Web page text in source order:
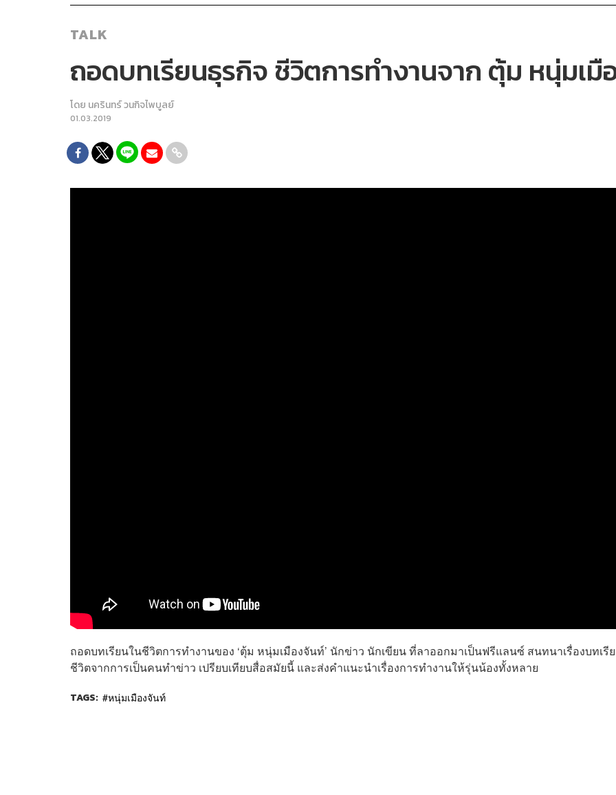
TALK
ถอดบทเรียนธุรกิจ ชีวิตการทำงานจาก ตุ้ม หนุ่มเมื
โดย นครินทร์ วนกิจไพบูลย์
01.03.2019
ถอดบทเรียนในชีวิตการทำงานของ ‘ตุ้ม หนุ่มเมืองจันท์’ นักข่าว นักเขียน ที่ลาออกมาเป็นฟรีแลนซ์ สนทนาเรื่องบทเรี
ชีวิตจากการเป็นคนทำข่าว เปรียบเทียบสื่อสมัยนี้ และส่งคำแนะนำเรื่องการทำงานให้รุ่นน้องทั้งหลาย
TAGS: หนุ่มเมืองจันท์